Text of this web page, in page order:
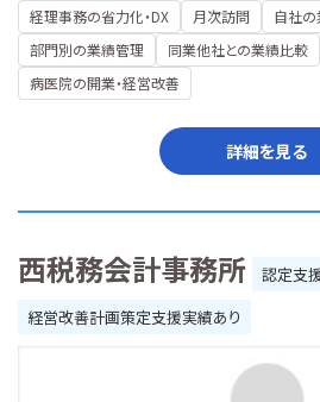
経理事務の省力化・DX 月次訪問
自社
部門別の業績管理
同業他社との業績比較
病医院の開業・経営改善
詳細を見る
西税務会計事務所
認定支
経営改善計画策定支援実績あり